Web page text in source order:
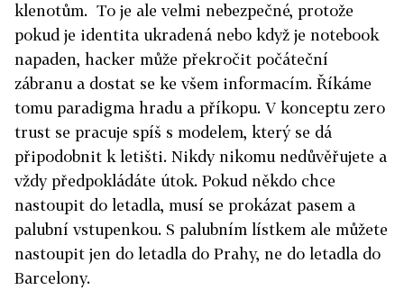
klenotům. To je ale velmi nebezpečné, protože
pokud je identita ukradená nebo když je notebook
napaden, hacker může překročit počáteční
zábranu a dostat se ke všem informacím. Říkáme
tomu paradigma hradu a příkopu. V konceptu zero
trust se pracuje spíš s modelem, který se dá
připodobnit k letišti. Nikdy nikomu nedůvěřujete a
vždy předpokládáte útok. Pokud někdo chce
nastoupit do letadla, musí se prokázat pasem a
palubní vstupenkou. S palubním lístkem ale můžete
nastoupit jen do letadla do Prahy, ne do letadla do
Barcelony.